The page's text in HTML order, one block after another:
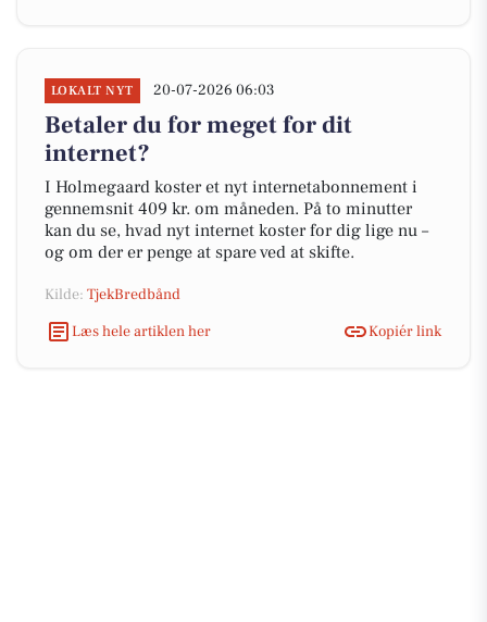
LOKALT NYT 20-07-2026 06:03
Betaler du for meget for dit
internet?
I Holmegaard koster et nyt internetabonnement i
gennemsnit 409 kr. om måneden. På to minutter
kan du se, hvad nyt internet koster for dig lige nu –
og om der er penge at spare ved at skifte.
Kilde: TjekBredbånd
Læs hele artiklen her
Kopiér link